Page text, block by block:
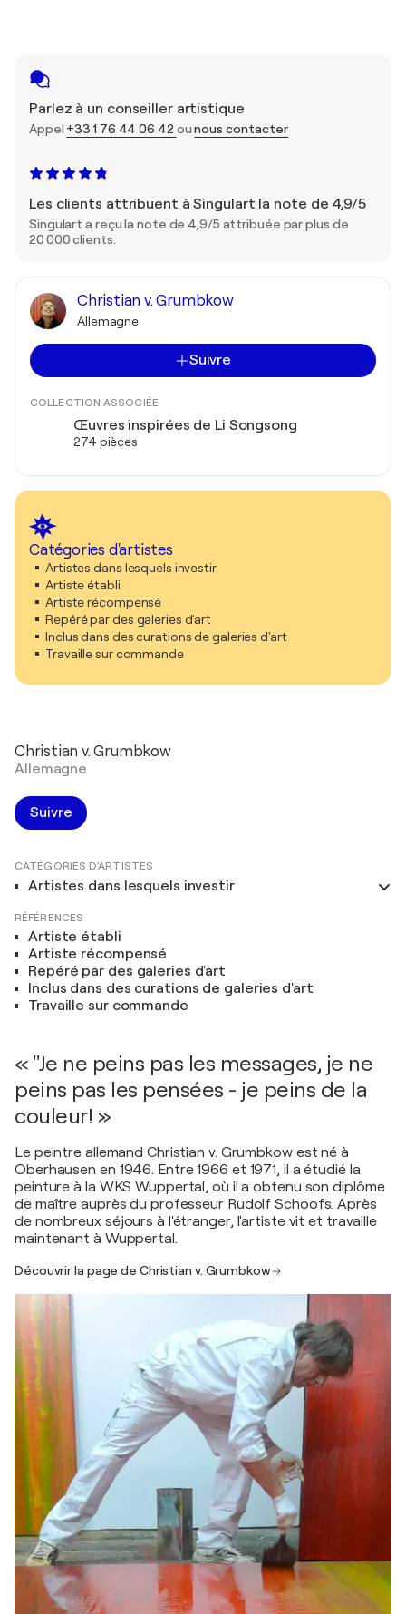
Parlez à un conseiller artistique
Appel +33 1 76 44 06 42ounous contacter
Les clients attribuent à Singulart la note de 4,9/5
Singulart a reçu la note de 4,9/5 attribuée par plus de
20 000 clients.
Christian v. Grumbkow
Allemagne
Suivre
COLLECTION ASSOCIÉE
Œuvres inspirées de Li Songsong
274 pièces
Catégories d'artistes
Artistes dans lesquels investir
Artiste établi
Artiste récompensé
Repéré par des galeries d'art
Inclus dans des curations de galeries d'art
Travaille sur commande
Christian v. Grumbkow
Allemagne
Suivre
CATÉGORIES D'ARTISTES
Artistes dans lesquels investir
RÉFÉRENCES
Artiste établi
Artiste récompensé
Repéré par des galeries d'art
Inclus dans des curations de galeries d'art
Travaille sur commande
« "Je ne peins pas les messages, je ne
peins pas les pensées - je peins de la
couleur! »
Le peintre allemand Christian v. Grumbkow est né à
Oberhausen en 1946. Entre 1966 et 1971, il a étudié la
peinture à la WKS Wuppertal, où il a obtenu son diplôme
de maître auprès du professeur Rudolf Schoofs. Après
de nombreux séjours à l'étranger, l'artiste vit et travaille
maintenant à Wuppertal.
Découvrir la page de Christian v. Grumbkow